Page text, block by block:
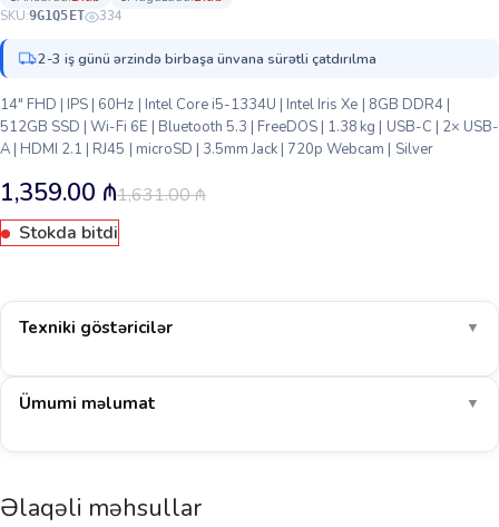
SKU:9G1Q5ET 334
2-3 iş günü ərzində birbaşa ünvana sürətli çatdırılma
14″ FHD | IPS | 60Hz | Intel Core i5-1334U | Intel Iris Xe | 8GB DDR4 |
512GB SSD | Wi-Fi 6E | Bluetooth 5.3 | FreeDOS | 1.38 kg | USB-C | 2× USB-
A | HDMI 2.1 | RJ45 | microSD | 3.5mm Jack | 720p Webcam | Silver
1,631.00₼
1,359.00 ₼
Stokda bitdi
Texniki göstəricilər ▼
Ümumi məlumat ▼
Əlaqəli məhsullar